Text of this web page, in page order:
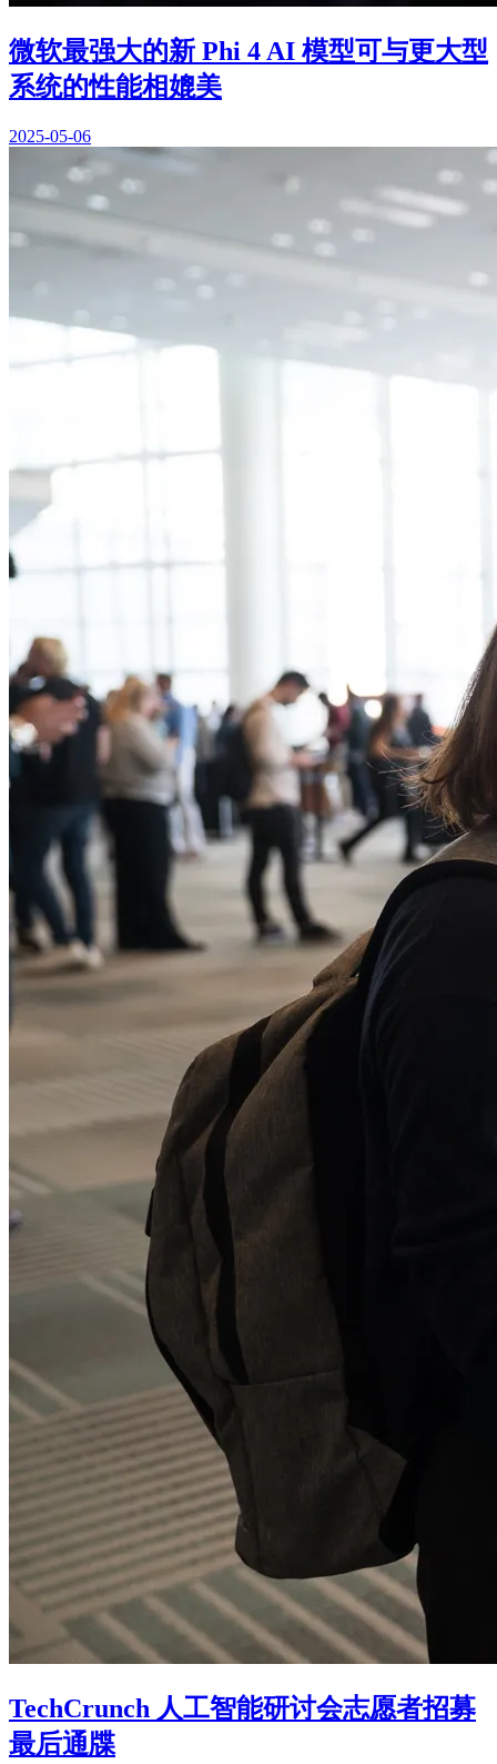
微软最强大的新 Phi 4 AI 模型可与更大型
系统的性能相媲美
2025-05-06
TechCrunch 人工智能研讨会志愿者招募
最后通牒